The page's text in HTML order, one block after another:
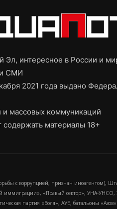
интересное в России и
СМИ
2021 года выдано
массовых коммуникаций
материалы 18+
с коррупцией, признан иноагентом),
иммиграции», «Правый сектор», УНА-
партия «Воля», АУЕ, батальоны